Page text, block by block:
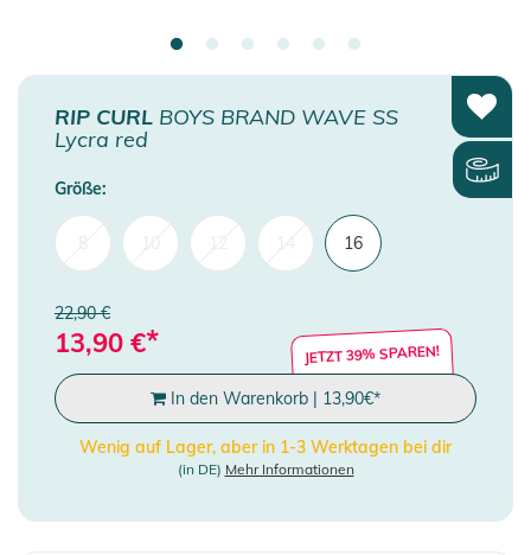
RIP CURL BOYS BRAND WAVE SS
Lycra red
Größe:
16
22,90 €
13,90 €* JETZT 39% SPAREN!
In den Warenkorb | 13,90€*
Wenig auf Lager, aber in 1-3 Werktagen bei dir
(in DE) Mehr Informationen